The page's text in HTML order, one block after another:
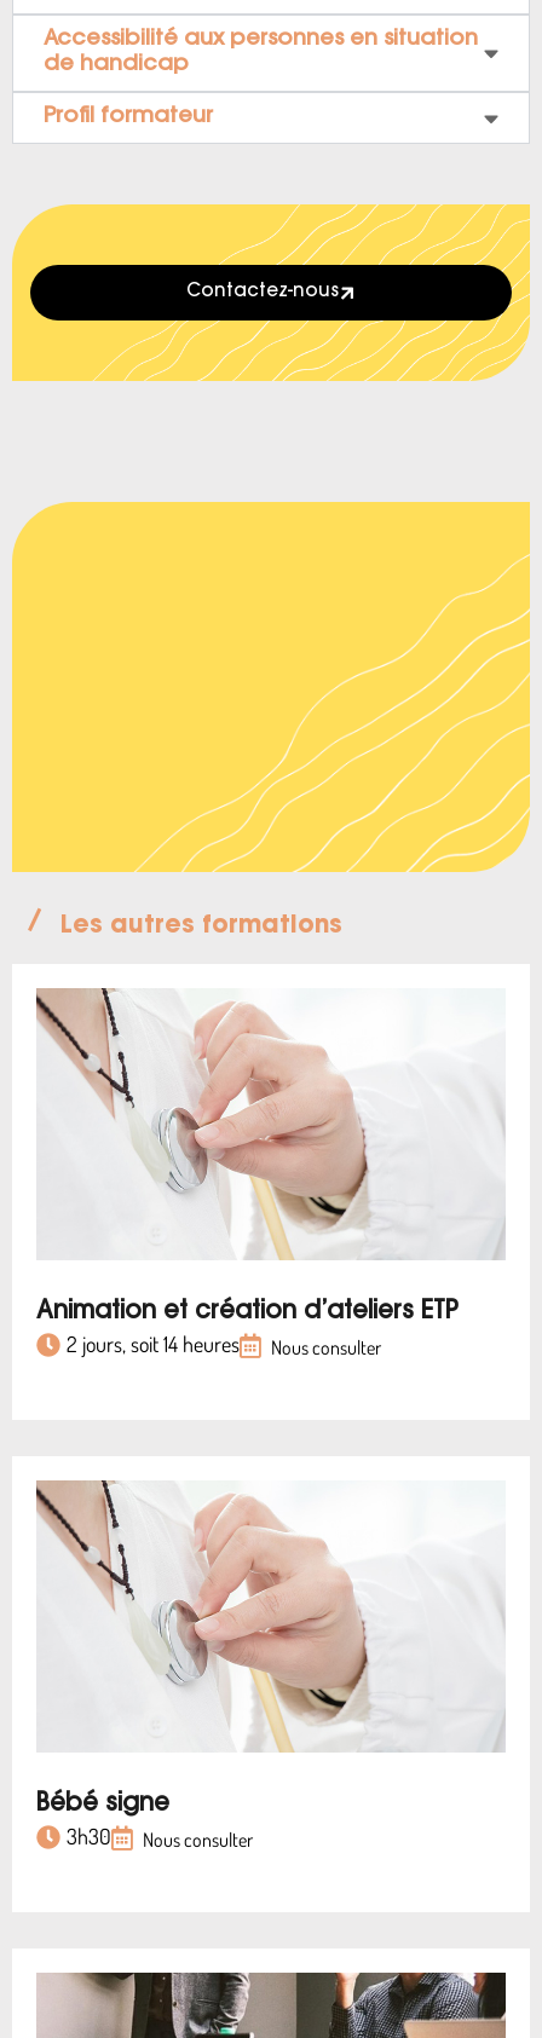
Accessibilité aux personnes en situation
de handicap
Profil formateur
Contactez-nous
Les autres formations
Animation et création d’ateliers ETP
2 jours, soit 14 heures Nous consulter
Bébé signe
3h30 Nous consulter